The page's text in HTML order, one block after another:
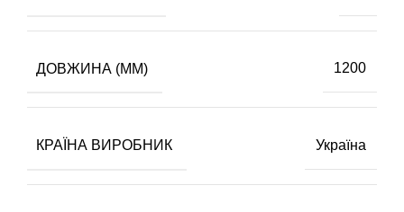
ДОВЖИНА (ММ) 1200
КРАЇНА ВИРОБНИК Україна